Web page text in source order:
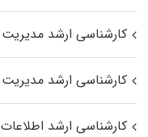
کارشناسی ارشد مدیریت
کارشناسی ارشد مدیریت
کارشناسی ارشد اطلاعات